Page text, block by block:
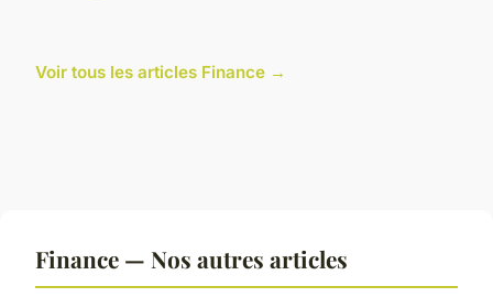
Voir tous les articles Finance →
Finance — Nos autres articles